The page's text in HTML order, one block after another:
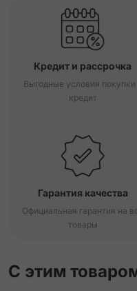
Кредит и рассрочка
Выгодные условия покупки
кредит
Гарантия качества
Официальная гарантия на
товары
С этим